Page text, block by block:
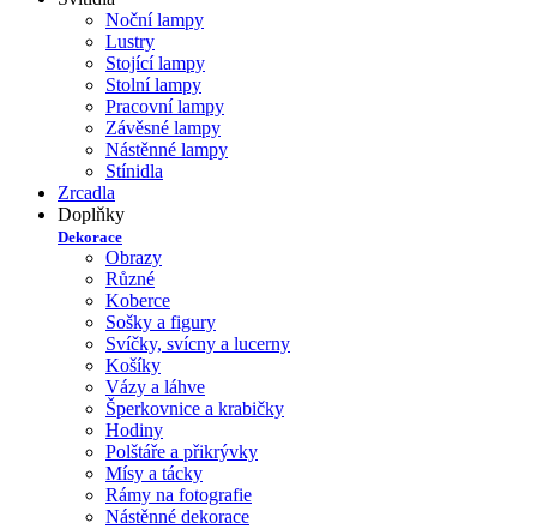
Noční lampy
Lustry
Stojící lampy
Stolní lampy
Pracovní lampy
Závěsné lampy
Nástěnné lampy
Stínidla
Zrcadla
Doplňky
Dekorace
Obrazy
Různé
Koberce
Sošky a figury
Svíčky, svícny a lucerny
Košíky
Vázy a láhve
Šperkovnice a krabičky
Hodiny
Polštáře a přikrývky
Mísy a tácky
Rámy na fotografie
Nástěnné dekorace